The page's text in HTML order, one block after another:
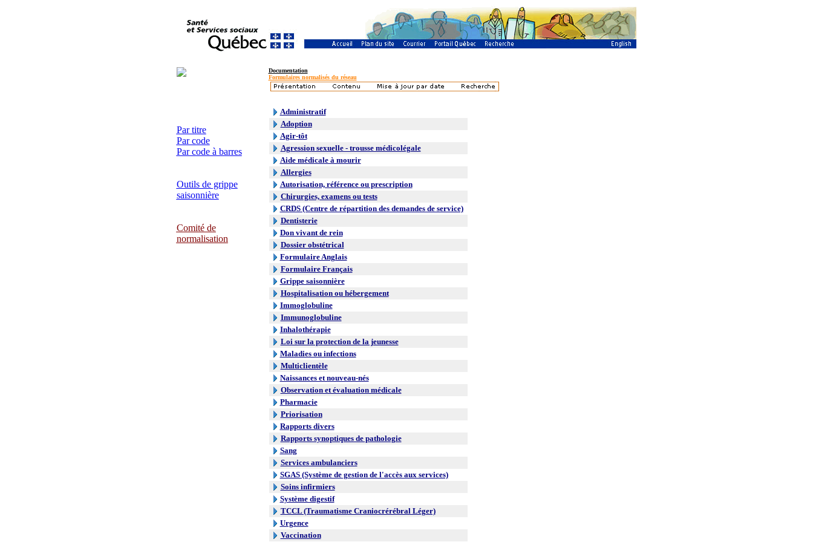
Documentation
Formulaires normalisés du réseau
Par titre
Par code
Par code à barres
Outils de grippe
saisonnière
Comité de
normalisation
Administratif
Adoption
Agir-tôt
Agression sexuelle - trousse médicolégale
Aide médicale à mourir
Allergies
Autorisation, référence ou prescription
Chirurgies, examens ou tests
CRDS (Centre de répartition des demandes de service)
Dentisterie
Don vivant de rein
Dossier obstétrical
Formulaire Anglais
Formulaire Français
Grippe saisonnière
Hospitalisation ou hébergement
Immoglobuline
Immunoglobuline
Inhalothérapie
Loi sur la protection de la jeunesse
Maladies ou infections
Multiclientèle
Naissances et nouveau-nés
Observation et évaluation médicale
Pharmacie
Priorisation
Rapports divers
Rapports synoptiques de pathologie
Sang
Services ambulanciers
SGAS (Système de gestion de l'accès aux services)
Soins infirmiers
Système digestif
TCCL (Traumatisme Craniocrérébral Léger)
Urgence
Vaccination